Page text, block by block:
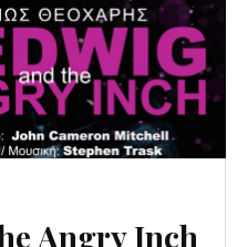
Angry Inch